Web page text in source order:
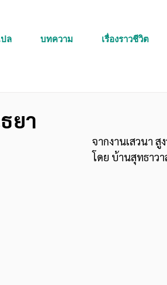
ล บทความ เรื่องราวชีวิต
ยา
จากงานเสวนา
โดย บ้านสุทธาว